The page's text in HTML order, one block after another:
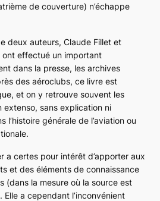
de couverture) n’échappe
deux auteurs, Claude Fillet et
effectué un important
dans la presse, les archives
des aéroclubs, ce livre est
et on y retrouve souvent les
extenso, sans explication ni
l’histoire générale de l’aviation ou
a certes pour intérêt d’apporter aux
et des éléments de connaissance
(dans la mesure où la source est
a cependant l’inconvénient